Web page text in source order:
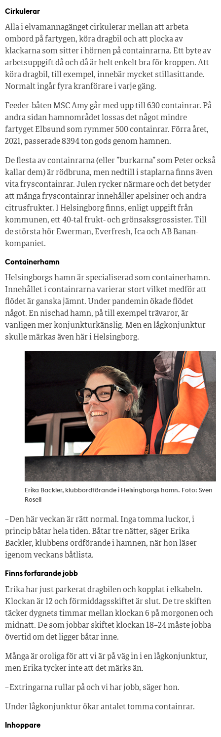
Cirkulerar
Alla i elvamannagänget cirkulerar mellan att arbeta
ombord på fartygen, köra dragbil och att plocka av
klackarna som sitter i hörnen på containrarna. Ett byte av
arbetsuppgift då och då är helt enkelt bra för kroppen. Att
köra dragbil, till exempel, innebär mycket stillasittande.
Normalt ingår fyra kranförare i varje gäng.
Feeder-båten MSC Amy går med upp till 630 containrar. På
andra sidan hamnområdet lossas det något mindre
fartyget Elbsund som rymmer 500 containrar. Förra året,
2021, passerade 8 394 ton gods genom hamnen.
De flesta av containrarna (eller ”burkarna” som Peter också
kallar dem) är rödbruna, men nedtill i staplarna finns även
vita fryscontainrar. Julen rycker närmare och det betyder
att många fryscontainrar innehåller apelsiner och andra
citrusfrukter. I Helsingborg finns, enligt uppgift från
kommunen, ett 40-tal frukt- och grönsaksgrossister. Till
de största hör Ewerman, Everfresh, Ica och AB Banan-
kompaniet.
Containerhamn
Helsingborgs hamn är specialiserad som containerhamn.
Innehållet i containrarna varierar stort vilket medför att
flödet är ganska jämnt. Under pandemin ökade flödet
något. En nischad hamn, på till exempel trävaror, är
vanligen mer konjunkturkänslig. Men en lågkonjunktur
skulle märkas även här i Helsingborg.
Erika Backler, klubbordförande i Helsingborgs hamn. Foto: Sven
Rosell
– Den här veckan är rätt normal. Inga tomma luckor, i
princip båtar hela tiden. Båtar tre nätter, säger Erika
Backler, klubbens ordförande i hamnen, när hon läser
igenom veckans båtlista.
Finns forfarande jobb
Erika har just parkerat dragbilen och kopplat i elkabeln.
Klockan är 12 och förmiddagsskiftet är slut. De tre skiften
täcker dygnets timmar mellan klockan 6 på morgonen och
midnatt. De som jobbar skiftet klockan 18–24 måste jobba
övertid om det ligger båtar inne.
Många är oroliga för att vi är på väg in i en lågkonjunktur,
men Erika tycker inte att det märks än.
– Extringarna rullar på och vi har jobb, säger hon.
Under lågkonjunktur ökar antalet tomma containrar.
Inhoppare